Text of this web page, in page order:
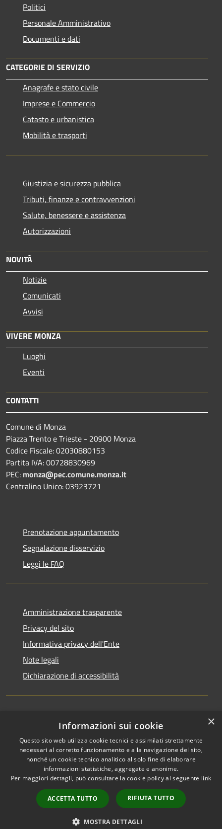
Politici
Personale Amministrativo
Documenti e dati
CATEGORIE DI SERVIZIO
Anagrafe e stato civile
Imprese e Commercio
Catasto e urbanistica
Mobilità e trasporti
Giustizia e sicurezza pubblica
Tributi, finanze e contravvenzioni
Salute, benessere e assistenza
Autorizzazioni
NOVITÀ
Notizie
Comunicati
Avvisi
VIVERE MONZA
Luoghi
Eventi
CONTATTI
Comune di Monza
Piazza Trento e Trieste - 20900 Monza
Codice Fiscale: 02030880153
Partita IVA: 00728830969
PEC: monza@pec.comune.monza.it
Centralino Unico: 03923721
Prenotazione appuntamento
Segnalazione disservizio
Leggi le FAQ
Amministrazione trasparente
Privacy del sito
Informativa privacy dell'Ente
Note legali
Dichiarazione di accessibilità
Newsletter
RSS
Accessibilità
Copyright © 2026 • Comune di
Municipium•
Accesso
redazione
×
Informazioni sui cookie
Questo sito web utilizza cookie tecnici e assimilati strettamente
necessari al corretto funzionamento e alla navigazione del sito,
nonché un cookie tecnico analitico al solo fine di elaborare
informazioni statistiche, aggregate e anonime.
Per maggiori dettagli, può consultare la cookie policy al seguente link
ACCETTA TUTTO RIFIUTA TUTTO
MOSTRA DETTAGLI